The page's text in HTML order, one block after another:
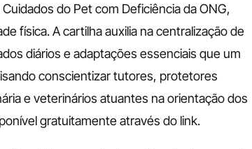
do Pet com Deficiência da ONG,
física. A cartilha auxilia na centralização de
diários e adaptações essenciais que um
conscientizar tutores, protetores
e veterinários atuantes na orientação dos
gratuitamente através do link.